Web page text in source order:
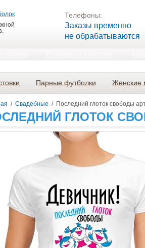
Телефоны:
Заказы временно
не обрабатываются
Парные футболки Женские
/ Свадебные / Последний глоток свободы
ГЛОТОК